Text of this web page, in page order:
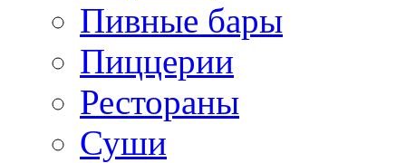
Пивные бары
Пиццерии
Рестораны
Суши